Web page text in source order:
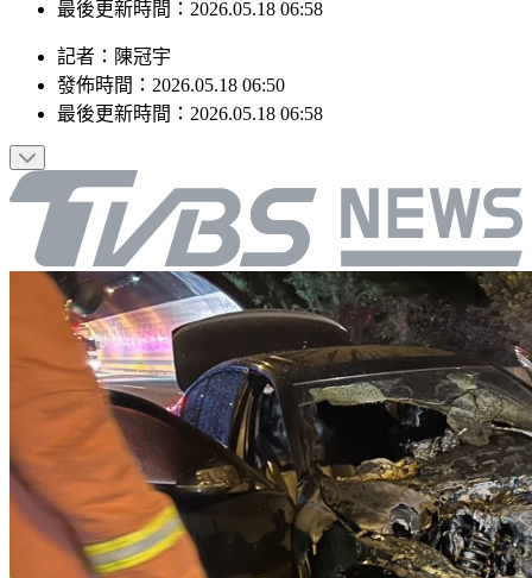
發佈時間：2026.05.18 06:50
記者：陳冠宇
發佈時間：2026.05.18 06:50